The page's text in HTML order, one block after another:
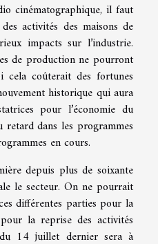
cinématographique, il faut
activités des maisons de
impacts sur l’industrie.
de production ne pourront
cela coûterait des fortunes
historique qui aura
pour l’économie du
dans les programmes
en cours.
depuis plus de soixante
le secteur. On ne pourrait
différentes parties pour la
la reprise des activités
14 juillet dernier sera à